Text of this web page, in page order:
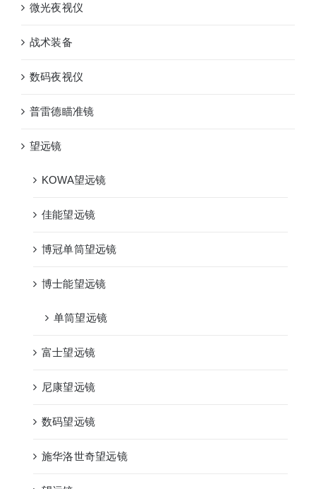
微光夜视仪
战术装备
数码夜视仪
普雷德瞄准镜
望远镜
KOWA望远镜
佳能望远镜
博冠单筒望远镜
博士能望远镜
单筒望远镜
富士望远镜
尼康望远镜
数码望远镜
施华洛世奇望远镜